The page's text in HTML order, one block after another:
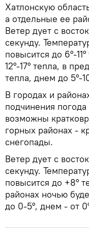
Хатлонскую
а отдельные ее
Ветер дует с
секунду.
повысится до 6°-
12°-17° тепла, в
тепла, днем ​​до 5°-
В городах и
подчинения
возможны
горных районах -
снегопады.
Ветер дует с
секунду.
повысится до +8°
районах ночью
до 0-5°, днем - от